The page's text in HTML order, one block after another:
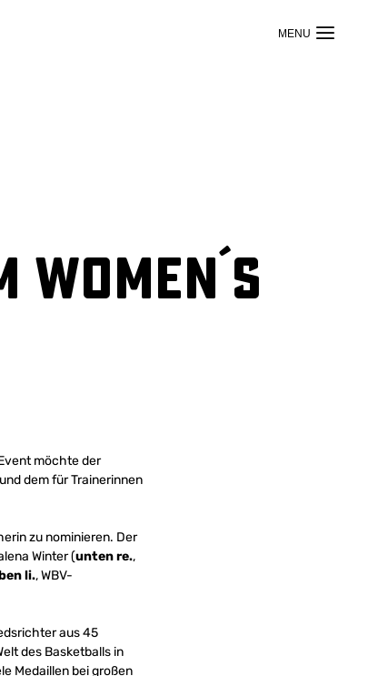
möchte der
dem für Trainerinnen
zu nominieren. Der
Winter (unten re.,
li., WBV-
aus 45
des Basketballs in
Medaillen bei großen